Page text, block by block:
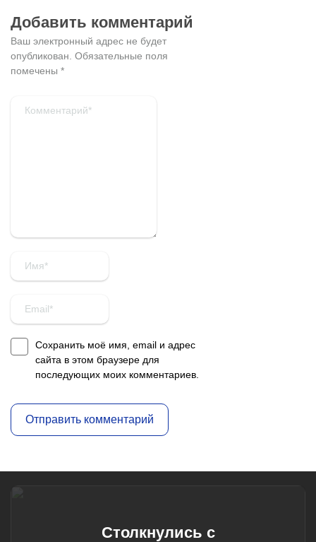
Добавить комментарий
Ваш электронный адрес не будет
опубликован. Обязательные поля
помечены *
Сохранить моё имя, email и адрес
сайта в этом браузере для
последующих моих комментариев.
Столкнулись с